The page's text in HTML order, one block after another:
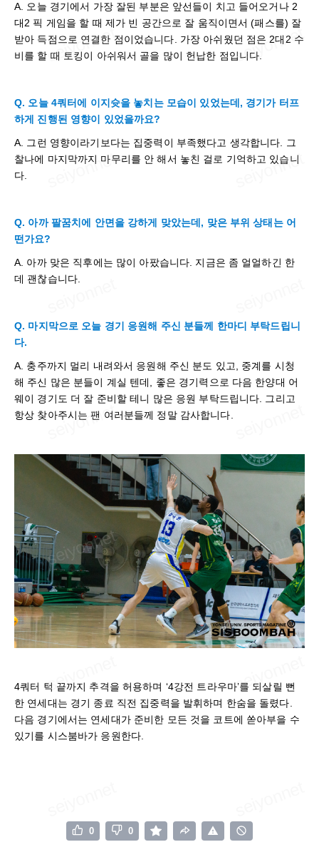
A. 오늘 경기에서 가장 잘된 부분은 앞선들이 치고 들어오거나 2
대2 픽 게임을 할 때 제가 빈 공간으로 잘 움직이면서 (패스를) 잘
받아 득점으로 연결한 점이었습니다. 가장 아쉬웠던 점은 2대2 수
비를 할 때 토킹이 아쉬워서 골을 많이 헌납한 점입니다.
Q. 오늘 4쿼터에 이지슛을 놓치는 모습이 있었는데, 경기가 터프
하게 진행된 영향이 있었을까요?
A. 그런 영향이라기보다는 집중력이 부족했다고 생각합니다. 그
찰나에 마지막까지 마무리를 안 해서 놓친 걸로 기억하고 있습니
다.
Q. 아까 팔꿈치에 안면을 강하게 맞았는데, 맞은 부위 상태는 어
떤가요?
A. 아까 맞은 직후에는 많이 아팠습니다. 지금은 좀 얼얼하긴 한
데 괜찮습니다.
Q. 마지막으로 오늘 경기 응원해 주신 분들께 한마디 부탁드립니
다.
A. 충주까지 멀리 내려와서 응원해 주신 분도 있고, 중계를 시청
해 주신 많은 분들이 계실 텐데, 좋은 경기력으로 다음 한양대 어
웨이 경기도 더 잘 준비할 테니 많은 응원 부탁드립니다. 그리고
항상 찾아주시는 팬 여러분들께 정말 감사합니다.
4쿼터 턱 끝까지 추격을 허용하며 ‘4강전 트라우마’를 되살릴 뻔
한 연세대는 경기 종료 직전 집중력을 발휘하며 한숨을 돌렸다.
다음 경기에서는 연세대가 준비한 모든 것을 코트에 쏟아부을 수
있기를 시스붐바가 응원한다.
0 0